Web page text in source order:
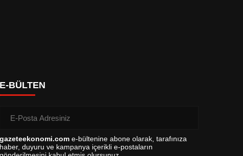
E-BÜLTEN
gazeteekonomi.com e-bültenine abone olarak, tarafınıza
haber, duyuru ve kampanya içerikli e-postaların